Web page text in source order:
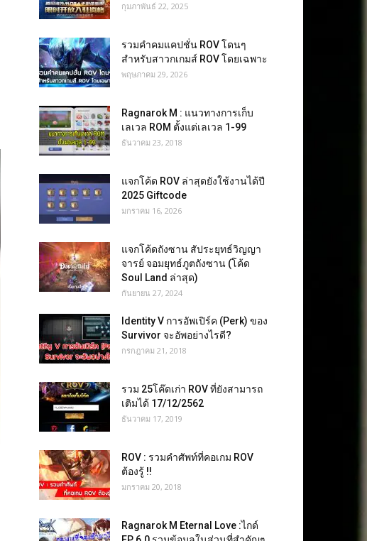
กุมภาพันธ์ 22, 2025
รวมคำคมแคปชั่น ROV โดนๆ
สำหรับสาวกเกมส์ ROV โดยเฉพาะ
พฤษภาคม 29, 2026
Ragnarok M : แนวทางการเก็บ
เลเวล ROM ตั้งแต่เลเวล 1-99
ธันวาคม 23, 2018
แจกโค้ด ROV ล่าสุดยังใช้งานได้ปี
2025 Giftcode
มกราคม 16, 2026
แจกโค้ดถังซาน สัประยุทธ์วิญญา
จารย์ จอมยุทธ์ภูตถังซาน (โค้ด
Soul Land ล่าสุด)
กันยายน 27, 2024
Identity V การอัพเปิร์ค (Perk) ของ
Survivor จะอัพอย่างไรดี?
กรกฎาคม 21, 2018
รวม 25โค๊ดเก่า ROV ที่ยังสามารถ
เติมได้ 17/12/2562
ธันวาคม 17, 2019
ROV : รวมคำศัพท์ที่คอเกม ROV
ต้องรู้ !!
มกราคม 20, 2018
Ragnarok M Eternal Love :ไกด์